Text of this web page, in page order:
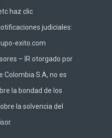
hazclic
judiciales:
exito.com
– IR otorgado por
Colombia S.A, no es
la bondad de los
la solvencia del